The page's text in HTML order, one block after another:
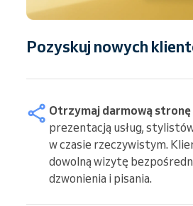
Pozyskuj nowych
Otrzymaj darmową
prezentacją usług,
w czasie rzeczywistym.
dowolną wizytę
dzwonienia i pisania.